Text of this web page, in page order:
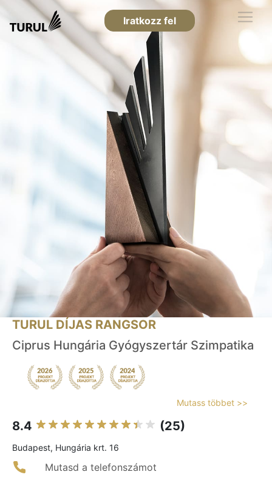
Iratkozz fel
TURUL DÍJAS RANGSOR
Ciprus Hungária Gyógyszertár Szimpatika
Mutass többet >>
8.4 (25)
Budapest, Hungária krt. 16
Mutasd a telefonszámot